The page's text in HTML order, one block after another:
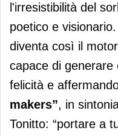
l'irresistibilità del
poetico e
diventa così il
capace di generare
felicità e
makers”, in
Tonitto: “portare a